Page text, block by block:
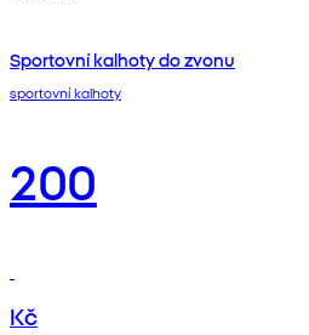
Sportovní kalhoty do zvonu
sportovní kalhoty
200
Kč